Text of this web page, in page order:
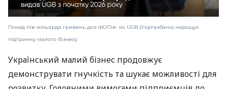
Понад пів мільярда гривень для ФОПів: як UGB (Укргазбанк) нарощує
підтримку малого бізнесу
Український малий бізнес продовжує
демонструвати гнучкість та шукає можливості для